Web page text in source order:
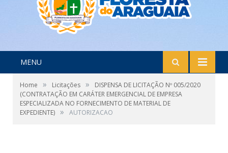
MENU
Home » Licitações »
DISPENSA DE LICITAÇÃO Nº 005/2020
(CONTRATAÇÃO EM CARÁTER EMERGENCIAL DE EMPRESA
ESPECIALIZADA NO FORNECIMENTO DE MATERIAL DE
EXPEDIENTE) » AUTORIZACAO